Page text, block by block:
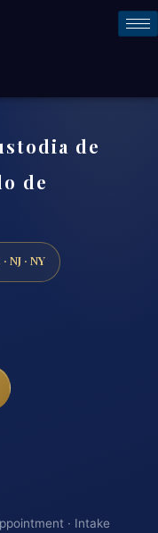
de
de
NJ · NY
· Intake